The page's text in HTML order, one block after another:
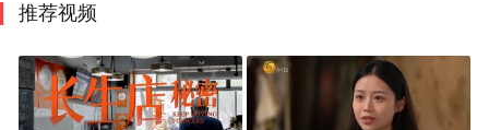
推荐视频